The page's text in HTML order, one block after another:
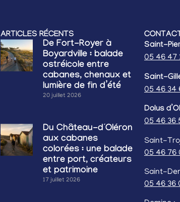
ARTICLES RÉCENTS
De Fort-Royer à
Boyardville : balade
ostréicole entre
cabanes, chenaux et
lumière de fin d’été
20 juillet 2026
Du Château-d’Oléron
aux cabanes
colorées : une balade
entre port, créateurs
et patrimoine
17 juillet 2026
Saint-
05 46 47
Saint-
05 46 34
Dolus
05 46 36
Saint-
05 46 76
Saint-
05 46 36